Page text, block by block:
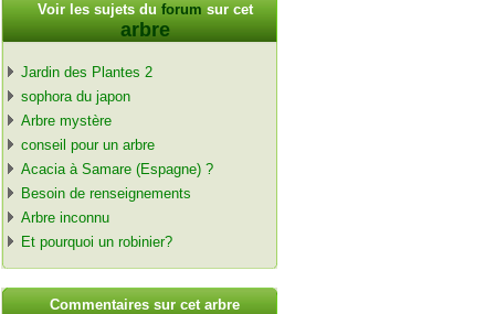
Voir les sujets du forum sur cet
arbre
Jardin des Plantes 2
sophora du japon
Arbre mystère
conseil pour un arbre
Acacia à Samare (Espagne) ?
Besoin de renseignements
Arbre inconnu
Et pourquoi un robinier?
Commentaires sur cet arbre